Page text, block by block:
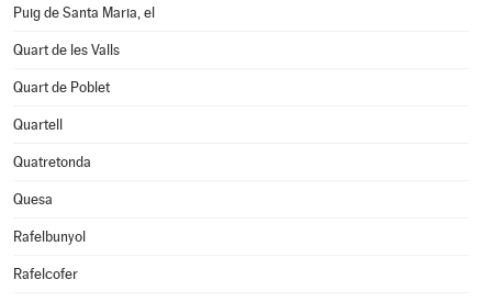
Puig de Santa Maria, el
Quart de les Valls
Quart de Poblet
Quartell
Quatretonda
Quesa
Rafelbunyol
Rafelcofer